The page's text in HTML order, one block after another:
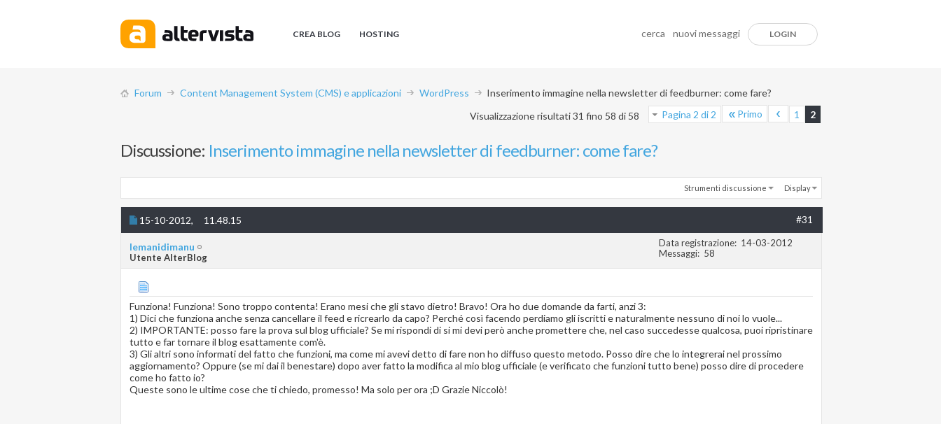
CREA BLOG HOSTING cerca nuovi messaggi LOGIN
Forum Content Management System (CMS) e applicazioni WordPress
Inserimento immagine nella newsletter di feedburner: come fare?
Pagina 2 di 2
Primo 1 2
Visualizzazione risultati 31 fino 58 di 58
Discussione: Inserimento immagine nella newsletter di feedburner: come fare?
Strumenti discussione Display
15-10-2012, 11.48.15 #31
lemanidimanu
Utente AlterBlog
Data registrazione
14-03-2012
Messaggi
58
Funziona! Funziona! Sono troppo contenta! Erano mesi che gli stavo dietro! Bravo! Ora ho due domande da farti, anzi 3:
1) Dici che funziona anche senza cancellare il feed e ricrearlo da capo? Perché così facendo perdiamo gli iscritti e naturalmente nessuno di noi lo vuole...
2) IMPORTANTE: posso fare la prova sul blog ufficiale? Se mi rispondi di si mi devi però anche promettere che, nel caso succedesse qualcosa, puoi ripristinare
tutto e far tornare il blog esattamente com'è.
3) Gli altri sono informati del fatto che funzioni, ma come mi avevi detto di fare non ho diffuso questo metodo. Posso dire che lo integrerai nel prossimo
aggiornamento? Oppure (se mi dai il benestare) dopo aver fatto la modifica al mio blog ufficiale (e verificato che funzioni tutto bene) posso dire di procedere
come ho fatto io?
Queste sono le ultime cose che ti chiedo, promesso! Ma solo per ora ;D Grazie Niccolò!